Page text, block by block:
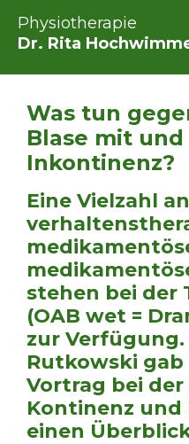
Physiotherapie
Dr. Rita
Was tun
Blase mit
Inkontinenz?
Eine Vielzahl an
stehen bei der
(OAB wet =
zur Verfügung.
Rutkowski gab
Vortrag bei
Kontinenz
einen